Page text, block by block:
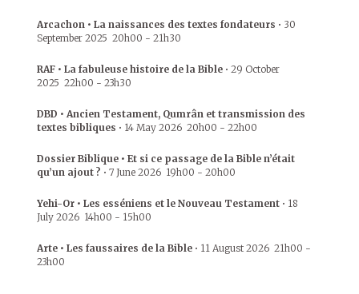
Arcachon • La naissances des textes fondateurs • 30
September 2025 20h00 - 21h30
RAF • La fabuleuse histoire de la Bible • 29 October
2025 22h00 - 23h30
DBD • Ancien Testament, Qumrân et transmission des
textes bibliques • 14 May 2026 20h00 - 22h00
Dossier Biblique • Et si ce passage de la Bible n’était
qu’un ajout ? • 7 June 2026 19h00 - 20h00
Yehi-Or • Les esséniens et le Nouveau Testament • 18
July 2026 14h00 - 15h00
Arte • Les faussaires de la Bible • 11 August 2026 21h00 -
23h00